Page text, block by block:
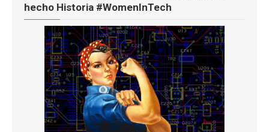
hecho Historia #WomenInTech